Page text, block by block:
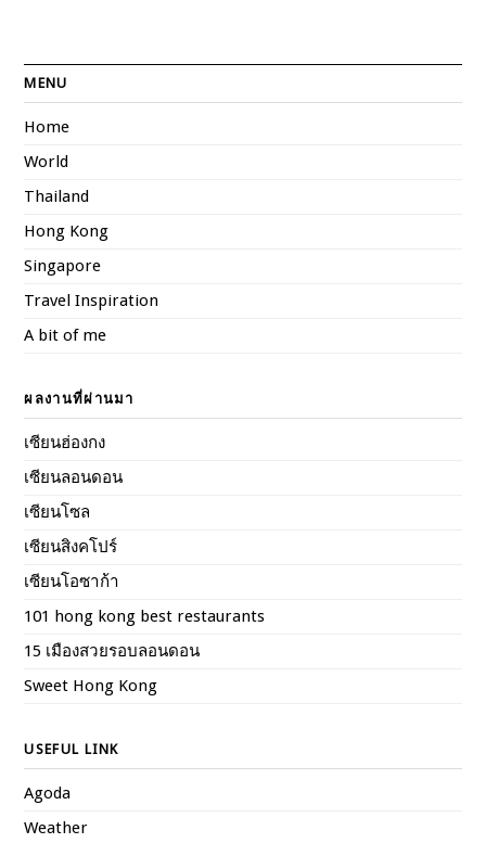
MENU
Home
World
Thailand
Hong Kong
Singapore
Travel Inspiration
A bit of me
ผลงานที่ผ่านมา
เซียนฮ่องกง
เซียนลอนดอน
เซียนโซล
เซียนสิงคโปร์
เซียนโอซาก้า
101 hong kong best restaurants
15 เมืองสวยรอบลอนดอน
Sweet Hong Kong
USEFUL LINK
Agoda
Weather